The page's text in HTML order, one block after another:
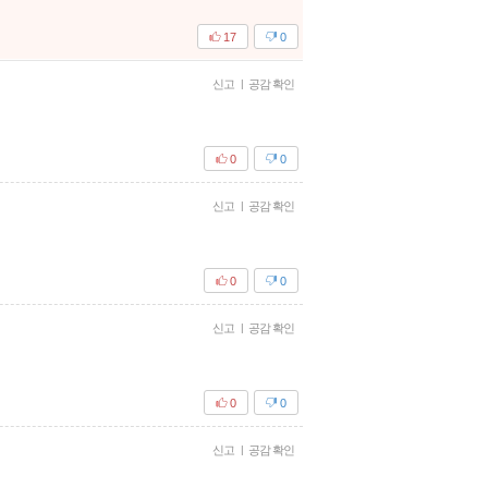
0
17
신고 | 공감 확인
0
0
신고 | 공감 확인
0
0
신고 | 공감 확인
0
0
신고 | 공감 확인